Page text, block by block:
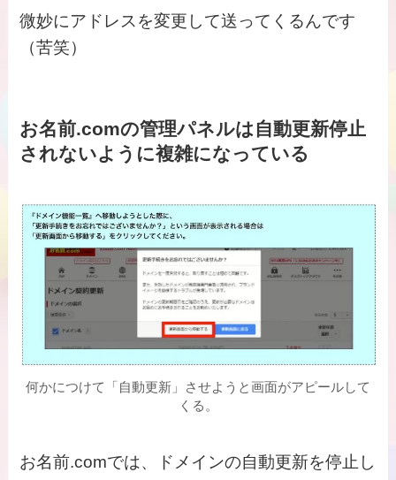
微妙にアドレスを変更して送ってくるんです
（苦笑）
お名前.comの管理パネルは自動更新停止
されないように複雑になっている
何かにつけて「自動更新」させようと画面がアピールして
くる。
お名前.comでは、ドメインの自動更新を停止し